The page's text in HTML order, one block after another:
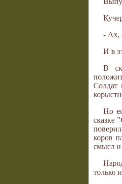
- Ах,
И в
В
Солдат
Но
сказке
коров
смысл и
только